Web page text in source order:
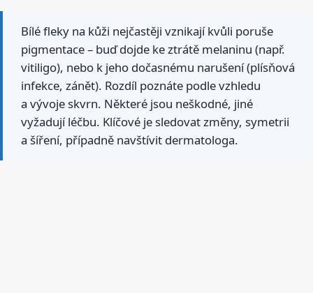
Bílé fleky na kůži nejčastěji vznikají kvůli poruše
pigmentace – buď dojde ke ztrátě melaninu (např.
vitiligo), nebo k jeho dočasnému narušení (plísňová
infekce, zánět). Rozdíl poznáte podle vzhledu
a vývoje skvrn. Některé jsou neškodné, jiné
vyžadují léčbu. Klíčové je sledovat změny, symetrii
a šíření, případně navštívit dermatologa.